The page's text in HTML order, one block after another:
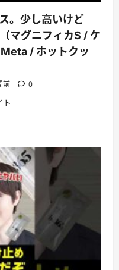
。少し高いけど
マグニフィカS / ケ
/ ホットクッ
前 0
ト